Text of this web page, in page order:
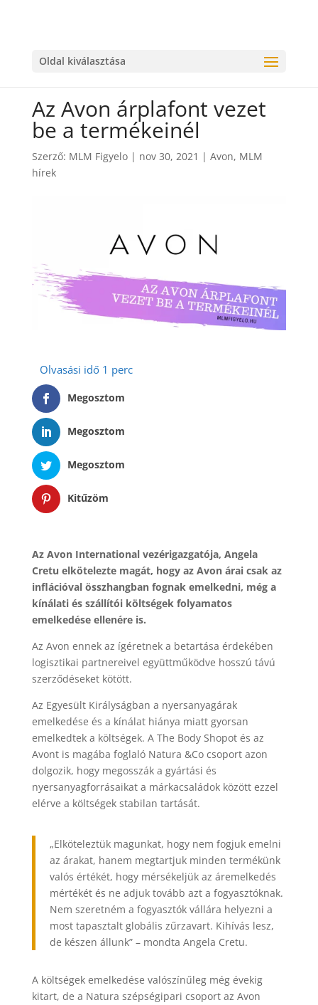
Oldal kiválasztása
Az Avon árplafont vezet
be a termékeinél
Szerző: MLM Figyelo| nov 30, 2021 | Avon, MLM
hírek
Megosztom
Megosztom
Megosztom
Kitűzöm
Az Avon International vezérigazgatója, Angela
Cretu elkötelezte magát, hogy az Avon árai csak az
inflációval összhangban fognak emelkedni, még a
kínálati és szállítói költségek folyamatos
emelkedése ellenére is.
Az Avon ennek az ígéretnek a betartása érdekében
logisztikai partnereivel együttműködve hosszú távú
szerződéseket kötött.
Az Egyesült Királyságban a nyersanyagárak
emelkedése és a kínálat hiánya miatt gyorsan
emelkedtek a költségek. A The Body Shopot és az
Avont is magába foglaló Natura &Co csoport azon
dolgozik, hogy megosszák a gyártási és
nyersanyagforrásaikat a márkacsaládok között ezzel
elérve a költségek stabilan tartását.
„Elköteleztük magunkat, hogy nem fogjuk emelni
az árakat, hanem megtartjuk minden termékünk
valós értékét, hogy mérsékeljük az áremelkedés
mértékét és ne adjuk tovább azt a fogyasztóknak.
Nem szeretném a fogyasztók vállára helyezni a
most tapasztalt globális zűrzavart. Kihívás lesz,
de készen állunk” – mondta Angela Cretu.
A költségek emelkedése valószínűleg még évekig
kitart, de a Natura szépségipari csoport az Avon